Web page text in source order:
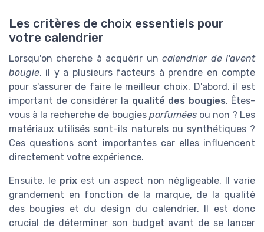
Les critères de choix essentiels pour
votre calendrier
Lorsqu'on cherche à acquérir uncalendrier de l'avent
bougie, il y a plusieurs facteurs à prendre en compte
pour s'assurer de faire le meilleur choix. D'abord, il est
important de considérer la qualité des bougies. Êtes-
vous à la recherche de bougies parfuméesou non ? Les
matériaux utilisés sont-ils naturels ou synthétiques ?
Ces questions sont importantes car elles influencent
directement votre expérience.
Ensuite, le prix est un aspect non négligeable. Il varie
grandement en fonction de la marque, de la qualité
des bougies et du design du calendrier. Il est donc
crucial de déterminer son budget avant de se lancer